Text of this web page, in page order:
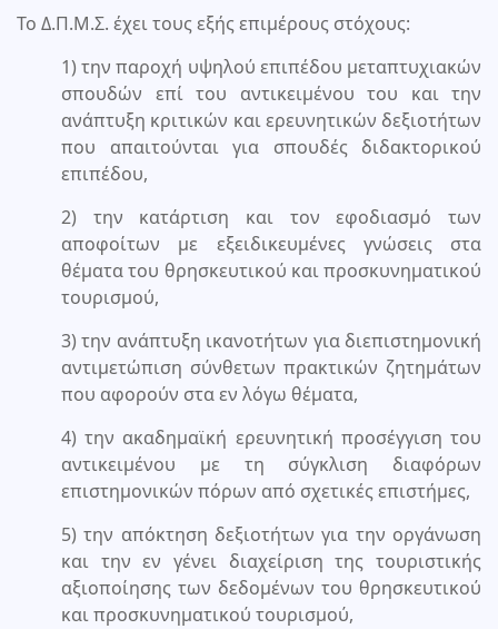
Το Δ.Π.Μ.Σ. έχει τους εξής επιμέρους στόχους:
1) την παροχή υψηλού επιπέδου μεταπτυχιακών
σπουδών επί του αντικειμένου του και την
ανάπτυξη κριτικών και ερευνητικών δεξιοτήτων
που απαιτούνται για σπουδές διδακτορικού
επιπέδου,
2) την κατάρτιση και τον εφοδιασμό των
αποφοίτων με εξειδικευμένες γνώσεις στα
θέματα του θρησκευτικού και προσκυνηματικού
τουρισμού,
3) την ανάπτυξη ικανοτήτων για διεπιστημονική
αντιμετώπιση σύνθετων πρακτικών ζητημάτων
που αφορούν στα εν λόγω θέματα,
4) την ακαδημαϊκή ερευνητική προσέγγιση του
αντικειμένου με τη σύγκλιση διαφόρων
επιστημονικών πόρων από σχετικές επιστήμες,
5) την απόκτηση δεξιοτήτων για την οργάνωση
και την εν γένει διαχείριση της τουριστικής
αξιοποίησης των δεδομένων του θρησκευτικού
και προσκυνηματικού τουρισμού,